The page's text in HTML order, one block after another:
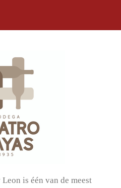
is één van de meest